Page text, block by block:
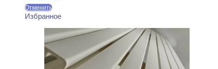
Отменить
Избранное